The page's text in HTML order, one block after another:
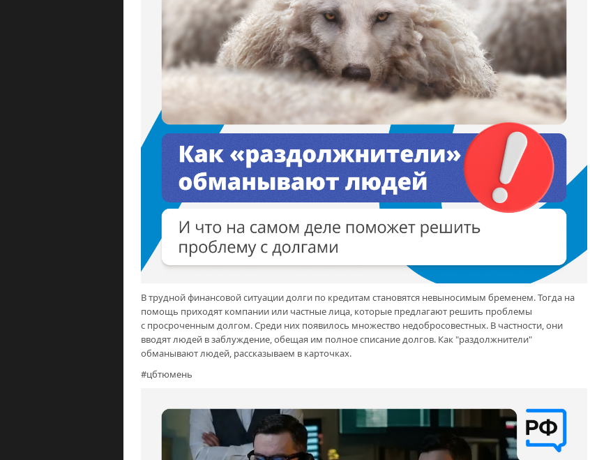
В трудной финансовой ситуации долги по кредитам становятся невыносимым бременем. Тогда на
помощь приходят компании или частные лица, которые предлагают решить проблемы
с просроченным долгом. Среди них появилось множество недобросовестных. В частности, они
вводят людей в заблуждение, обещая им полное списание долгов. Как "раздолжнители"
обманывают людей, рассказываем в карточках.
#цбтюмень